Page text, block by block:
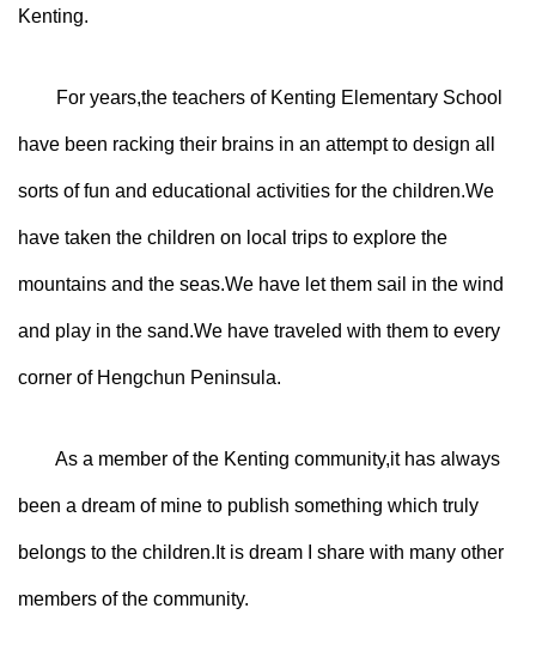
Kenting.
For years,the teachers of Kenting Elementary School
have been racking their brains in an attempt to design all
sorts of fun and educational activities for the children.We
have taken the children on local trips to explore the
mountains and the seas.We have let them sail in the wind
and play in the sand.We have traveled with them to every
corner of Hengchun Peninsula.
As a member of the Kenting community,it has always
been a dream of mine to publish something which truly
belongs to the children.It is dream I share with many other
members of the community.